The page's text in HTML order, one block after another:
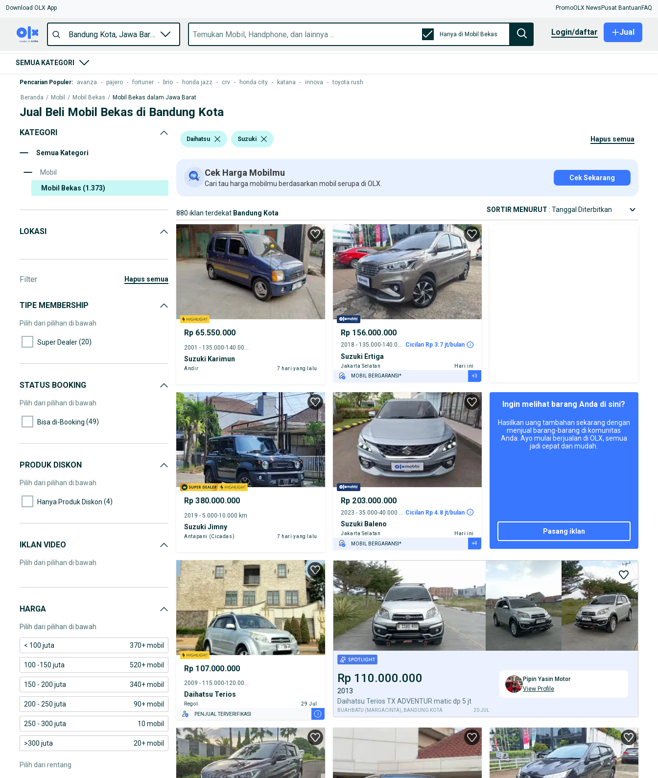
Download OLX App PromoOLX News Pusat Bantuan FAQ
Hanya di Mobil Bekas login/daftar Jual
SEMUA KATEGORI
Pencarian Populer: avanza - pajero - fortuner - brio - honda jazz - crv - honda city - katana - innova - toyota rush
Beranda / Mobil / Mobil Bekas / Mobil Bekas dalam Jawa Barat
Jual Beli Mobil Bekas di Bandung Kota
KATEGORI
Semua Kategori
Mobil
Mobil Bekas (1.373)
LOKASI
Filter hapus semua
TIPE MEMBERSHIP
Pilih dari pilihan di bawah
Super Dealer(20)
STATUS BOOKING
Pilih dari pilihan di bawah
Bisa di-Booking (49)
PRODUK DISKON
Pilih dari pilihan di bawah
Hanya Produk Diskon (4)
IKLAN VIDEO
Pilih dari pilihan di bawah
HARGA
Pilih dari pilihan di bawah
< 100 juta 370+ mobil
100 -150 juta 520+ mobil
150 - 200 juta 340+ mobil
200 - 250 juta 90+ mobil
250 - 300 juta 10 mobil
>300 juta 20+ mobil
Pilih dari rentang
Daihatsu Suzuki hapus semua
Cek Harga Mobilmu
Cari tau harga mobilmu berdasarkan mobil serupa di OLX.
Cek Sekarang
880 iklan terdekat Bandung Kota SORTIR MENURUT : Tanggal Diterbitkan
Rp 65.550.000
Suzuki Karimun
Andir 7 hari yang lalu
Rp 156.000.000
2018 - 135.000-140.000 km Cicilan Rp 3.7 jt/bulan
Suzuki Ertiga
Jakarta Selatan
Hari ini
MOBIL BERGARANSI*
TEST DRIVE DARI RUMAH
GRATIS BIAYA JASA PERAWATAN*
+3
Rp 380.000.000
2019 - 5.000-10.000 km
Suzuki Jimny
Antapani (Cicadas) 7 hari yang lalu
Rp 203.000.000
Cicilan Rp 4.8 jt/bulan
Suzuki Baleno
Jakarta Selatan
Hari ini
MOBIL BERGARANSI*
TEST DRIVE DARI RUMAH
GRATIS BIAYA JASA PERAWATAN*
PENJUAL TERVERIFIKASI
+4
Ingin melihat barang Anda di sini?
Hasilkan uang tambahan sekarang dengan
menjual barang-barang di komunitas
Anda. Ayo mulai berjualan di OLX, semua
jadi cepat dan mudah.
pasang iklan
Rp 107.000.000
2009 - 115.000-120.000 km
Daihatsu Terios
Regol
29 Jul
PENJUAL TERVERIFIKASI
i
Rp 110.000.000
2013
Daihatsu Terios TX ADVENTUR matic dp 5 jt
BUAHBATU (MARGACINTA), BANDUNG KOTA 20 JUL
Pipin Yasin Motor
View Profile